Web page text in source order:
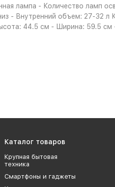
лампа - Количество ламп
- Внутренний объем: 27-32
44.5 см - Ширина: 59.5
Каталог товаров
Крупная бытовая
техника
Смартфоны и гаджеты